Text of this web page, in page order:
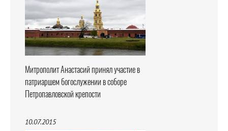
Митрополит Анастасий принял участие в
патриаршем богослужении в соборе
Петропавловской крепости
10.07.2015